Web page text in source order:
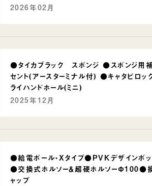
2026年02月
●タイカブラック スポンジ ●スポンジ用
セント(アースターミナル付) ●キャタピロ
ライハンドホール(ミニ)
2025年12月
●給電ポール・Xタイプ●PVKデザインボ
●交換式ホルソー＆超硬ホルソーΦ100●換
ャップ